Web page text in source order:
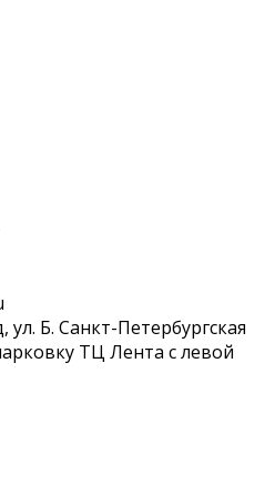
Б. Санкт-Петербургская
ТЦ Лента с левой